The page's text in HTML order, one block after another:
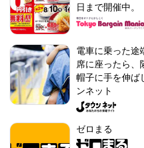
日まで開催中。
電車に乗った途
席に座ったら、
帽子に手を伸ば
ンネット
ゼロまる